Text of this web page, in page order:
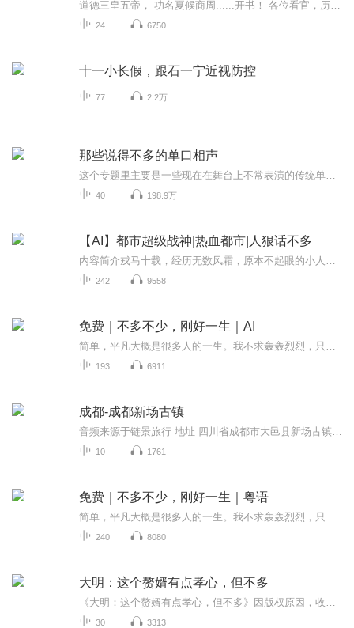
24 6750
十一小长假，跟石一宁近视防控
77 2.2万
那些说得不多的单口相声
40 198.9万
【AI】都市超级战神|热血都市|人狠话不多
242 9558
免费｜不多不少，刚好一生｜AI
193 6911
成都-成都新场古镇
10 1761
免费｜不多不少，刚好一生｜粤语
240 8080
大明：这个赘婿有点孝心，但不多
30 3313